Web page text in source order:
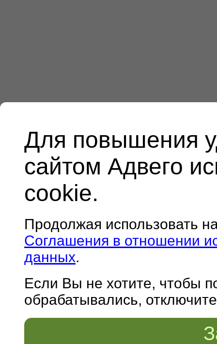
Для повышения
сайтом Адвего
cookie.
Продолжая использовать
Соглашения в отношении
данных.
Если Вы не хотите, чтобы
обрабатывались,